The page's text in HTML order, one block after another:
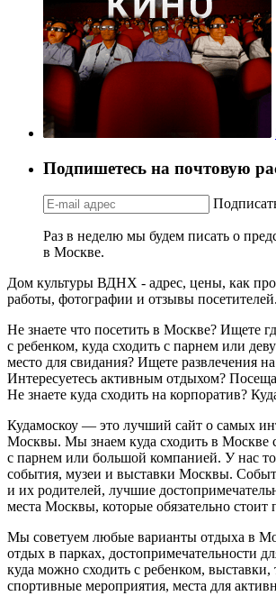
Подпишетесь на почтовую
Раз в неделю мы будем писать о
в Москве.
Дом культуры ВДНХ - адрес, цены, как
работы, фотографии и отзывы посетителей.
Не знаете что посетить в Москве? Ищете
с ребенком, куда сходить с парнем или
место для свидания? Ищете развлечения
Интересуетесь активным отдыхом?
Не знаете куда сходить на корпоратив?
Кудамоскоу — это лучший сайт о самых
Москвы. Мы знаем куда сходить в Москве
с парнем или большой компанией. У нас
события, музеи и выставки Москвы.
и их родителей, лучшие
места Москвы, которые обязательно стоит
Мы советуем любые варианты отдыха в
отдых в парках, достопримечательности
куда можно сходить с ребенком, выставки,
спортивные мероприятия, места для